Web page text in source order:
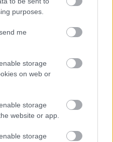
purposes.
me
storage
on web or
storage
website or app.
storage
Wash for Green Vehicles
jutott.